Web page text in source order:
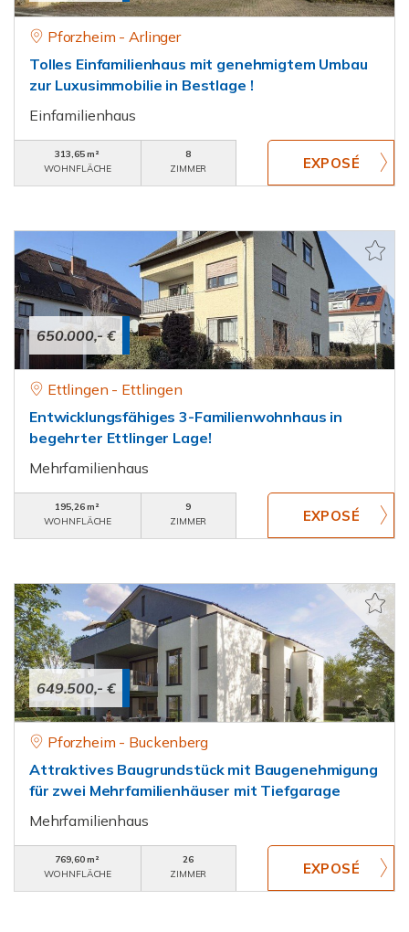
Pforzheim - Arlinger
Tolles Einfamilienhaus mit genehmigtem Umbau
zur Luxusimmobilie in Bestlage !
Einfamilienhaus
313,65 m²
WOHNFLÄCHE
8
ZIMMER
650.000,- €
Ettlingen - Ettlingen
Entwicklungsfähiges 3-Familienwohnhaus in
begehrter Ettlinger Lage!
Mehrfamilienhaus
195,26 m²
WOHNFLÄCHE
9
ZIMMER
649.500,- €
Pforzheim - Buckenberg
Attraktives Baugrundstück mit Baugenehmigung
für zwei Mehrfamilienhäuser mit Tiefgarage
Mehrfamilienhaus
769,60 m²
WOHNFLÄCHE
26
ZIMMER